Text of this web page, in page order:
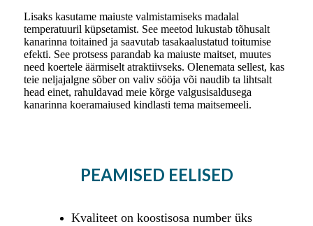
Lisaks kasutame maiuste valmistamiseks madalal
temperatuuril küpsetamist. See meetod lukustab tõhusalt
kanarinna toitained ja saavutab tasakaalustatud toitumise
efekti. See protsess parandab ka maiuste maitset, muutes
need koertele äärmiselt atraktiivseks. Olenemata sellest, kas
teie neljajalgne sõber on valiv sööja või naudib ta lihtsalt
head einet, rahuldavad meie kõrge valgusisaldusega
kanarinna koeramaiused kindlasti tema maitsemeeli.
PEAMISED EELISED
Kvaliteet on koostisosa number üks